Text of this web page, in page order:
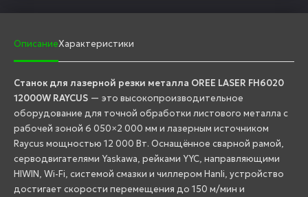
ОписаниеХарактеристики
Станок для лазерной резки металла OREE LASER FH6020
12000W RAYCUS — это высокопроизводительное
оборудование для точной обработки листового металла с
рабочей зоной 6 050×2 000 мм и лазерным источником
Raycus мощностью 12 000 Вт. Оснащённое сварной рамой,
серводвигателями Yaskawa, рейками YYC, направляющими
HIWIN, Wi-Fi, системой смазки и чиллером Hanli, устройство
достигает скорости перемещения до 150 м/мин и